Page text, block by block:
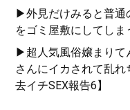
▶外見だけみると普通
をゴミ屋敷にしてし
▶超人気風俗嬢まりて
さんにイカされて乱
去イチSEX報告6】